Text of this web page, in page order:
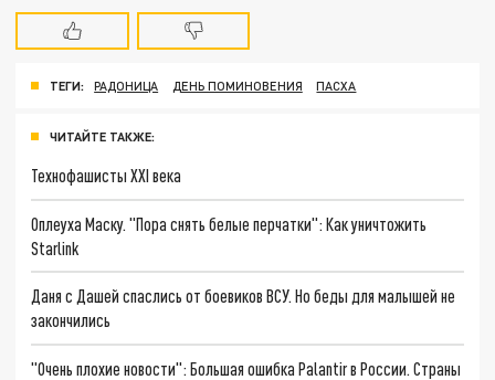
ТЕГИ: РАДОНИЦА ДЕНЬ ПОМИНОВЕНИЯ ПАСХА
ЧИТАЙТЕ ТАКЖЕ:
Технофашисты XXI века
Оплеуха Маску. "Пора снять белые перчатки": Как уничтожить
Starlink
Даня с Дашей спаслись от боевиков ВСУ. Но беды для малышей не
закончились
"Очень плохие новости": Большая ошибка Palantir в России. Страны